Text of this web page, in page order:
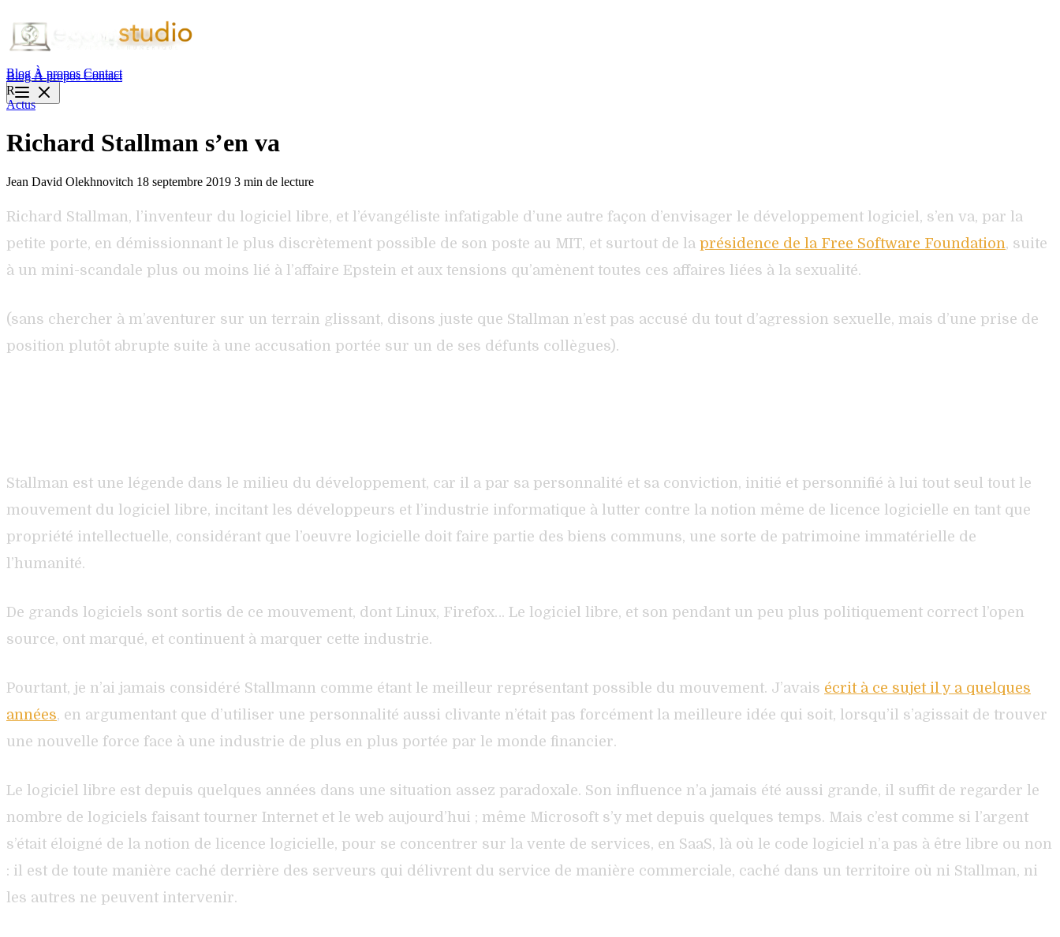
Blog À propos Contact
BlogÀ proposContact
R
Actus
Richard Stallman s’en va
Jean David Olekhnovitch 18 septembre 2019 3 min de lecture
Richard Stallman, l’inventeur du logiciel libre, et l’évangéliste infatigable d’une autre façon d’envisager le développement logiciel, s’en va, par la
petite porte, en démissionnant le plus discrètement possible de son poste au MIT, et surtout de la présidence de la Free Software Foundation, suite
à un mini-scandale plus ou moins lié à l’affaire Epstein et aux tensions qu’amènent toutes ces affaires liées à la sexualité.
(sans chercher à m’aventurer sur un terrain glissant, disons juste que Stallman n’est pas accusé du tout d’agression sexuelle, mais d’une prise de
position plutôt abrupte suite à une accusation portée sur un de ses défunts collègues).
Stallman est une légende dans le milieu du développement, car il a par sa personnalité et sa conviction, initié et personnifié à lui tout seul tout le
mouvement du logiciel libre, incitant les développeurs et l’industrie informatique à lutter contre la notion même de licence logicielle en tant que
propriété intellectuelle, considérant que l’oeuvre logicielle doit faire partie des biens communs, une sorte de patrimoine immatérielle de
l’humanité.
De grands logiciels sont sortis de ce mouvement, dont Linux, Firefox… Le logiciel libre, et son pendant un peu plus politiquement correct l’open
source, ont marqué, et continuent à marquer cette industrie.
Pourtant, je n’ai jamais considéré Stallmann comme étant le meilleur représentant possible du mouvement. J’avais écrit à ce sujet il y a quelques
années, en argumentant que d’utiliser une personnalité aussi clivante n’était pas forcément la meilleure idée qui soit, lorsqu’il s’agissait de trouver
une nouvelle force face à une industrie de plus en plus portée par le monde financier.
Le logiciel libre est depuis quelques années dans une situation assez paradoxale. Son influence n’a jamais été aussi grande, il suffit de regarder le
nombre de logiciels faisant tourner Internet et le web aujourd’hui ; même Microsoft s’y met depuis quelques temps. Mais c’est comme si l’argent
s’était éloigné de la notion de licence logicielle, pour se concentrer sur la vente de services, en SaaS, là où le code logiciel n’a pas à être libre ou non
: il est de toute manière caché derrière des serveurs qui délivrent du service de manière commerciale, caché dans un territoire où ni Stallman, ni
les autres ne peuvent intervenir.